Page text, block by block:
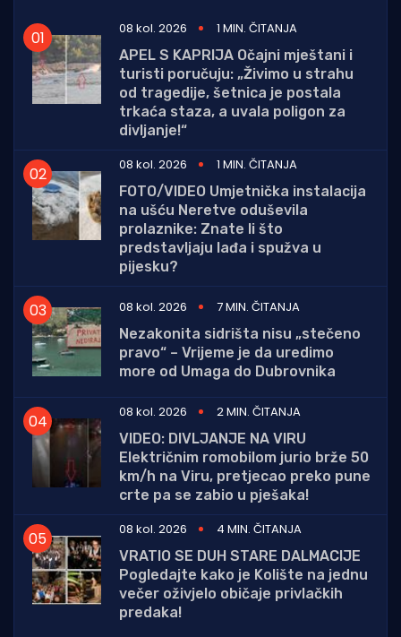
08 kol. 2026
1 MIN. ČITANJA
APEL S KAPRIJA Očajni mještani i
turisti poručuju: „Živimo u strahu
od tragedije, šetnica je postala
trkaća staza, a uvala poligon za
divljanje!“
08 kol. 2026
1 MIN. ČITANJA
FOTO/VIDEO Umjetnička instalacija
na ušću Neretve oduševila
prolaznike: Znate li što
predstavljaju lađa i spužva u
pijesku?
08 kol. 2026
7 MIN. ČITANJA
Nezakonita sidrišta nisu „stečeno
pravo“ – Vrijeme je da uredimo
more od Umaga do Dubrovnika
08 kol. 2026
2 MIN. ČITANJA
VIDEO: DIVLJANJE NA VIRU
Električnim romobilom jurio brže 50
km/h na Viru, pretjecao preko pune
crte pa se zabio u pješaka!
08 kol. 2026
4 MIN. ČITANJA
VRATIO SE DUH STARE DALMACIJE
Pogledajte kako je Kolište na jednu
večer oživjelo običaje privlačkih
predaka!